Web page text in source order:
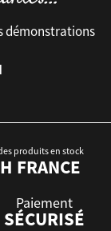
démonstrations
produits en stock
FRANCE
Paiement
SÉCURISÉ